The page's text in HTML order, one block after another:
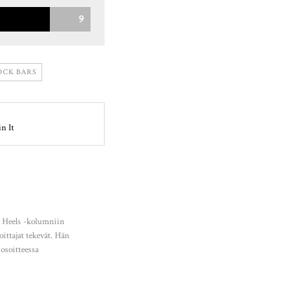
9
BARS
Heels -kolumniin
tekevät. Hän